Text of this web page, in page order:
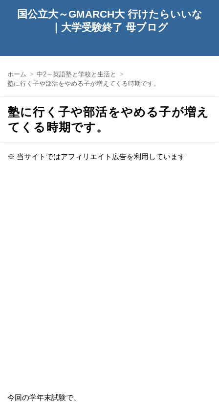
国公立大～GMARCH大 行けたらいいな
｜大学受験終了 母ブログ
ホーム
中2～英語塾と学校と生活と
塾に行く子や部活をやめる子が増えてくる時期です。
塾に行く子や部活をやめる子が増え
てくる時期です。
※ 当サイトではアフィリエイト広告を利用しています
今回の学年末試験で、